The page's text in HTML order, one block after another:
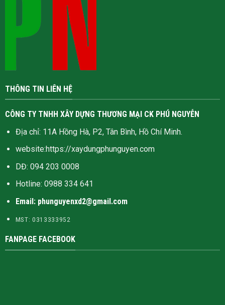
THÔNG TIN LIÊN HỆ
CÔNG TY TNHH XÂY DỰNG THƯƠNG MẠI CK PHÚ NGUYỄN
Địa chỉ: 11A Hồng Hà, P2, Tân Bình, Hồ Chí Minh.
website:https://xaydungphunguyen.com
DĐ: 094 203 0008
Hotline: 0988 334 641
Email: phunguyenxd2@gmail.com
MST: 0313333952
FANPAGE FACEBOOK